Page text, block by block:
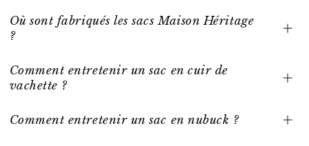
Où sont fabriqués les sacs Maison Héritage
?
Comment entretenir un sac en cuir de
vachette ?
Comment entretenir un sac en nubuck ?